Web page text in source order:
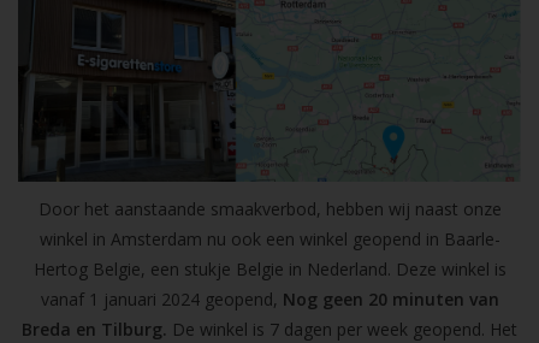
Door het aanstaande smaakverbod, hebben wij naast onze
winkel in Amsterdam nu ook een winkel geopend in Baarle-
Hertog Belgie, een stukje Belgie in Nederland. Deze winkel is
vanaf 1 januari 2024 geopend, Nog geen 20 minuten van
Breda en Tilburg. De winkel is 7 dagen per week geopend. Het